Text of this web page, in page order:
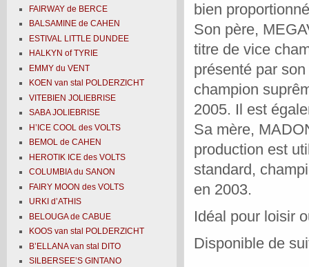
FAIRWAY de BERCE
BALSAMINE de CAHEN
ESTIVAL LITTLE DUNDEE
HALKYN of TYRIE
EMMY du VENT
KOEN van stal POLDERZICHT
VITEBIEN JOLIEBRISE
SABA JOLIEBRISE
H’ICE COOL des VOLTS
BEMOL de CAHEN
HEROTIK ICE des VOLTS
COLUMBIA du SANON
FAIRY MOON des VOLTS
URKI d’ATHIS
BELOUGA de CABUE
KOOS van stal POLDERZICHT
B’ELLANA van stal DITO
SILBERSEE’S GINTANO
bien
Son père,
titre de vice
présenté par
champion
2005. Il est
Sa mère,
production est
standard,
en 2003.
Idéal pour loisir
Disponible de